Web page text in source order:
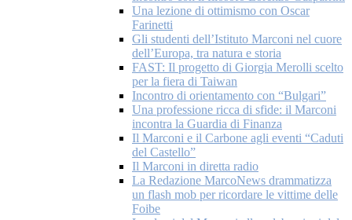
Una lezione di ottimismo con Oscar
Farinetti
Gli studenti dell’Istituto Marconi nel cuore
dell’Europa, tra natura e storia
FAST: Il progetto di Giorgia Merolli scelto
per la fiera di Taiwan
Incontro di orientamento con “Bulgari”
Una professione ricca di sfide: il Marconi
incontra la Guardia di Finanza
Il Marconi e il Carbone agli eventi “Caduti
del Castello”
Il Marconi in diretta radio
La Redazione MarcoNews drammatizza
un flash mob per ricordare le vittime delle
Foibe